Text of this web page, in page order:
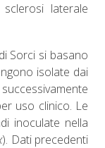
laterale
Sorci si basano
isolate dai
uso clinico. Le
inoculate nella
). Dati precedenti